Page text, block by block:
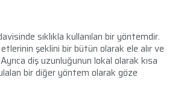
sıklıkla kullanılan bir yöntemdir.
şeklini bir bütün olarak ele alır ve
diş uzunluğunun lokal olarak kısa
bir diğer yöntem olarak göze